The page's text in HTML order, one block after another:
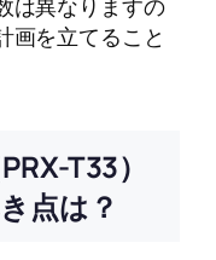
画を立てること
T33）
点は？